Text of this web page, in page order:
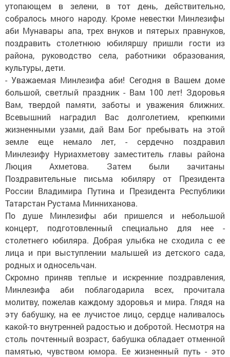
утопающем в зелени, в тот день, действительно,
собралось много народу. Кроме невестки Минлезифы
аби Мунавары апа, трех внуков и пятерых правнуков,
поздравить столетнюю юбиляршу пришли гости из
района, руководство села, работники образования,
культуры, дети.
- Уважаемая Минлезифа аби! Сегодня в Вашем доме
большой, светлый праздник - Вам 100 лет! Здоровья
Вам, твердой памяти, заботы и уважения ближних.
Всевышний наградил Вас долголетием, крепкими
жизненными узами, дай Вам Бог пребывать на этой
земле еще немало лет, - сердечно поздравил
Минлезифу Нуриахметову заместитель главы района
Люция Ахметова. Затем были зачитаны
Поздравительные письма юбиляру от Президента
России Владимира Путина и Президента Республики
Татарстан Рустама Минниханова.
По душе Минлезифы аби пришелся и небольшой
концерт, подготовленный специально для нее -
столетнего юбиляра. Добрая улыбка не сходила с ее
лица и при выступлении малышей из детского сада,
родных и односельчан.
Скромно приняв теплые и искренние поздравления,
Минлезифа аби поблагодарила всех, прочитала
молитву, пожелав каждому здоровья и мира. Глядя на
эту бабушку, на ее лучистое лицо, сердце наливалось
какой-то внутренней радостью и добротой. Несмотря на
столь почтенный возраст, бабушка обладает отменной
памятью, чувством юмора. Ее жизненный путь - это